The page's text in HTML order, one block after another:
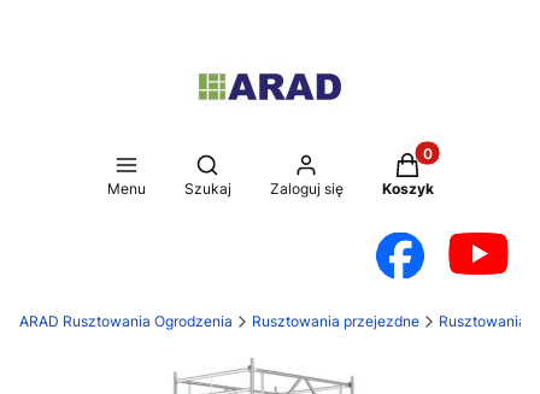
Menu
Otwórz wyszukiwarkę
Szukaj Zaloguj się
Produkty w
Koszyk
ARAD Rusztowania Ogrodzenia Rusztowania przejezdne Rusztowania